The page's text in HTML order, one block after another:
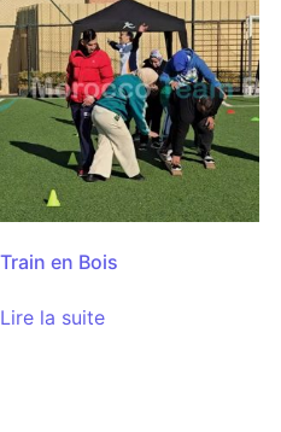
Train en Bois
Lire la suite